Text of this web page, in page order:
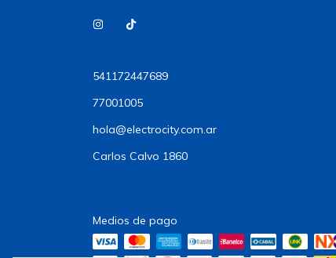
541172447689
77001005
hola@electrocity.com.ar
Carlos Calvo 1860
Medios de pago